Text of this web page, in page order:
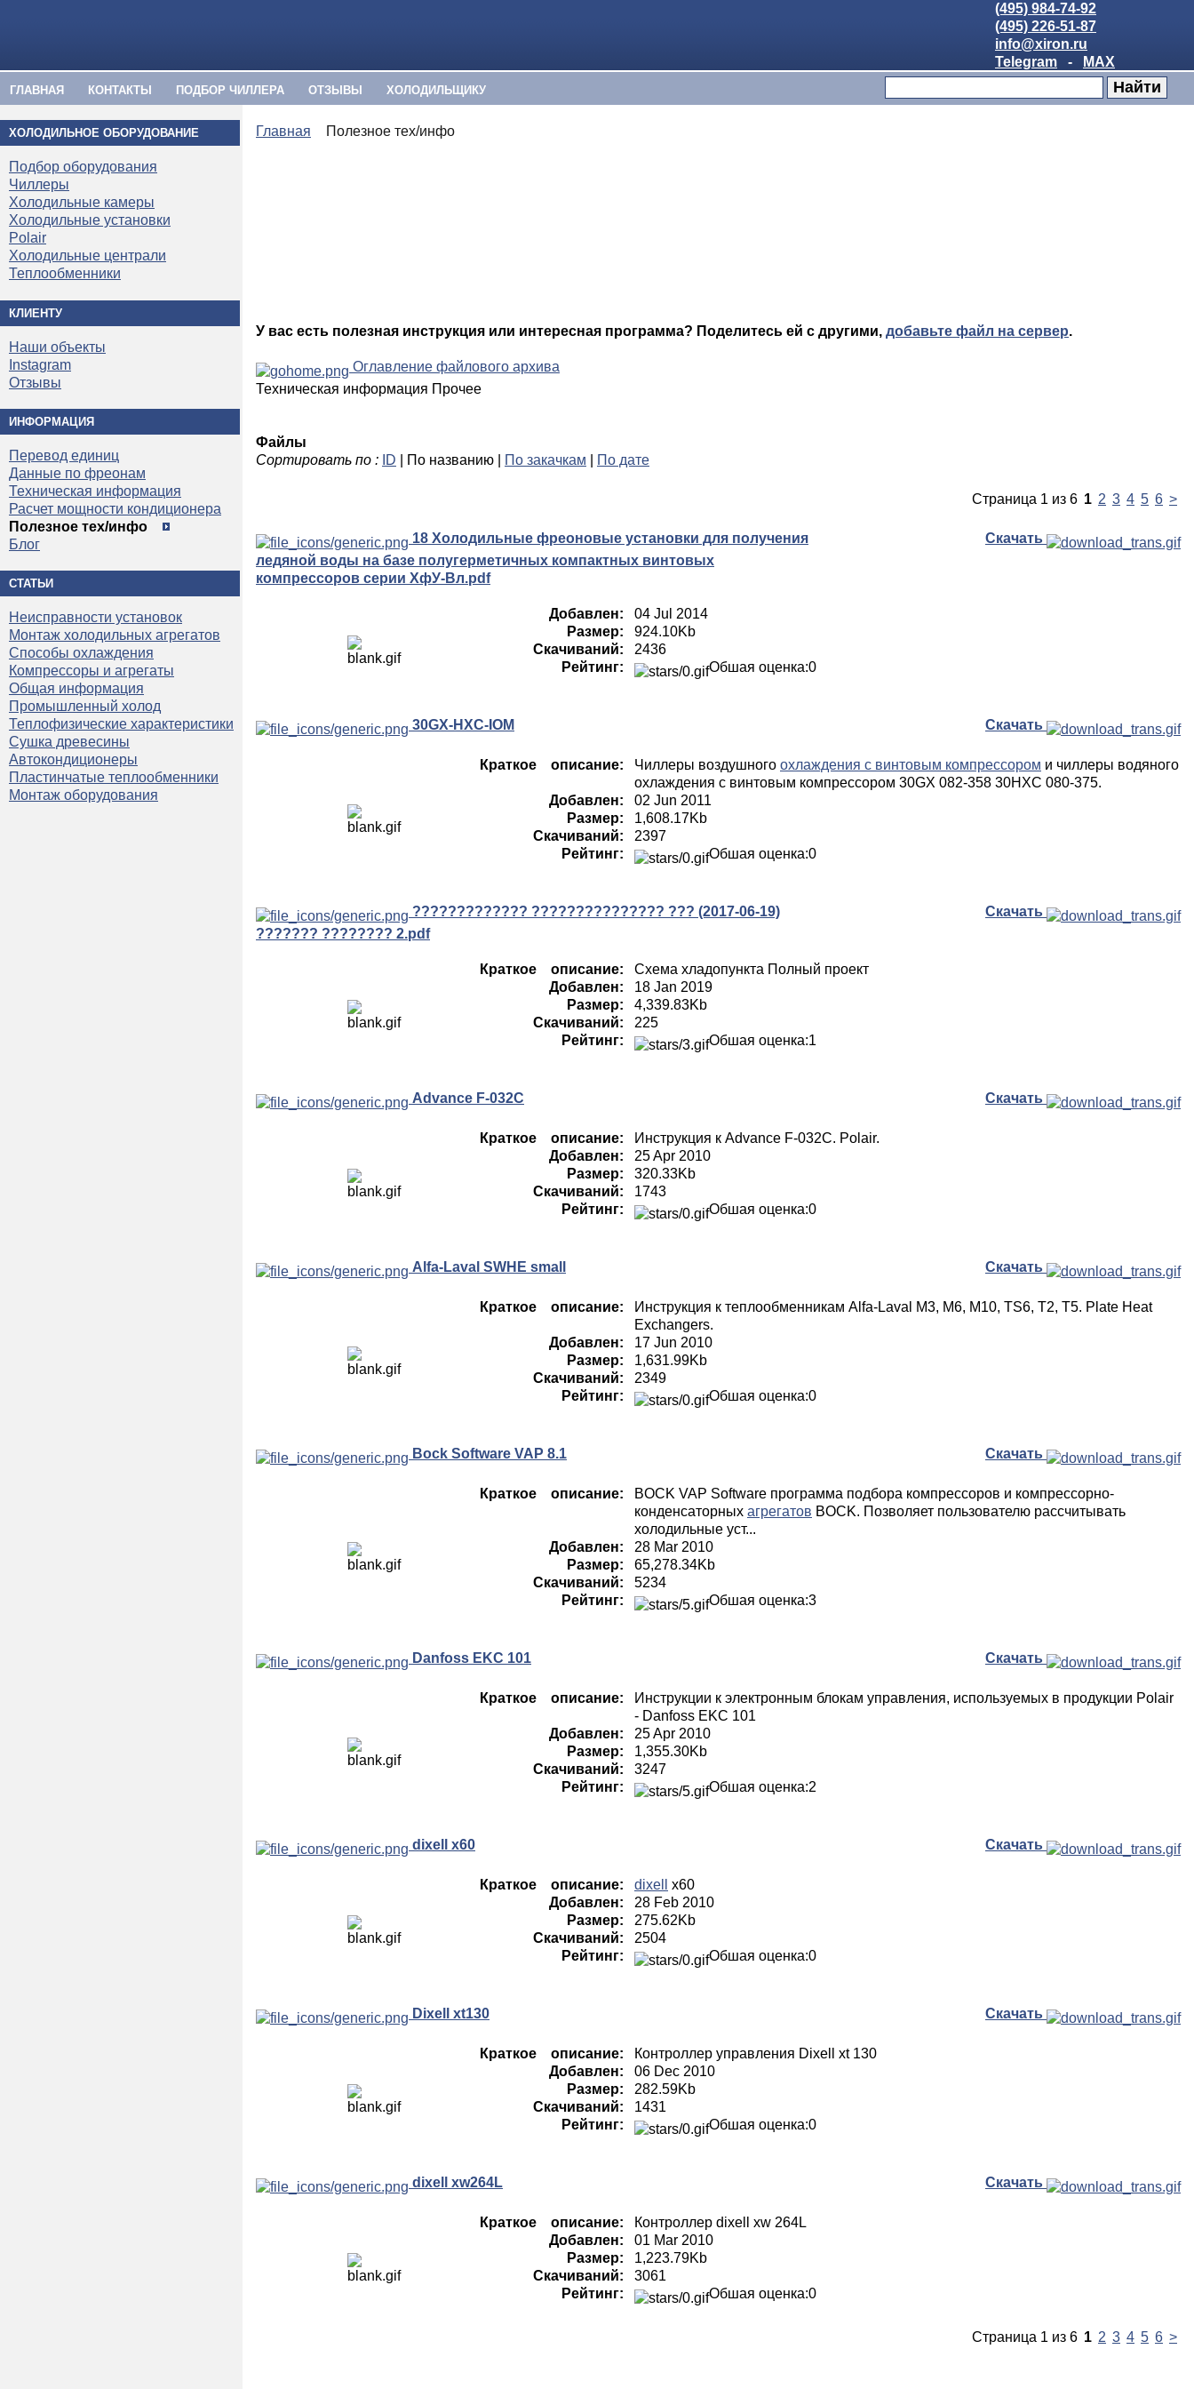
(495) 984-74-92
(495) 226-51-87
info@xiron.ru
Telegram
- MAX
ГЛАВНАЯ КОНТАКТЫ ПОДБОР ЧИЛЛЕРА ОТЗЫВЫ ХОЛОДИЛЬЩИКУ
ХОЛОДИЛЬНОЕ ОБОРУДОВАНИЕ
Подбор оборудования
Чиллеры
Холодильные камеры
Холодильные установки
Polair
Холодильные централи
Теплообменники
КЛИЕНТУ
Наши объекты
Instagram
Отзывы
ИНФОРМАЦИЯ
Перевод единиц
Данные по фреонам
Техническая информация
Расчет мощности кондиционера
Полезное тех/инфо
Блог
СТАТЬИ
Неисправности установок
Монтаж холодильных агрегатов
Способы охлаждения
Компрессоры и агрегаты
Общая информация
Промышленный холод
Теплофизические характеристики
Сушка древесины
Автокондиционеры
Пластинчатые теплообменники
Монтаж оборудования
Главная Полезное тех/инфо
У вас есть полезная инструкция или интересная программа? Поделитесь ей с другими, добавьте файл на сервер.
Оглавление файлового архива
Техническая информация Прочее
Файлы
Сортировать по : ID | По названию | По закачкам По дате
Страница 1 из 6 1 2 3 4 5 6 >
18 Холодильные фреоновые установки для получения
ледяной воды на базе полугерметичных компактных винтовых
компрессоров серии ХфУ-Вл.pdf
Скачать
Добавлен:
04 Jul 2014
Размер:
924.10Kb
Скачиваний:
2436
Рейтинг:
Обшая оценка:0
30GX-HXC-IOM Скачать
Краткое описание: Чиллеры воздушного охлаждения с винтовым компрессором и чиллеры водяного
охлаждения с винтовым компрессором 30GX 082-358 30HXC 080-375.
Добавлен:
02 Jun 2011
Размер:
1,608.17Kb
Скачиваний:
2397
Рейтинг:
Обшая оценка:0
????????????? ??????????????? ??? (2017-06-19)
??????? ???????? 2.pdf
Скачать
Краткое описание:
Схема хладопункта Полный проект
Добавлен:
18 Jan 2019
Размер:
4,339.83Kb
Скачиваний:
225
Рейтинг:
Обшая оценка:1
Advance F-032C Скачать
Краткое описание:
Инструкция к Advance F-032C. Polair.
Добавлен:
25 Apr 2010
Размер:
320.33Kb
Скачиваний:
1743
Рейтинг:
Обшая оценка:0
Alfa-Laval SWHE small Скачать
Краткое описание:
Инструкция к теплообменникам Alfa-Laval M3, M6, M10, TS6, T2, T5. Plate Heat
Exchangers.
Добавлен:
17 Jun 2010
Размер:
1,631.99Kb
Скачиваний:
2349
Рейтинг:
Обшая оценка:0
Bock Software VAP 8.1 Скачать
Краткое описание:
BOCK VAP Software программа подбора компрессоров и компрессорно-
конденсаторных агрегатов BOCK. Позволяет пользователю рассчитывать
холодильные уст...
Добавлен:
28 Mar 2010
Размер:
65,278.34Kb
Скачиваний:
5234
Рейтинг:
Обшая оценка:3
Danfoss EKC 101 Скачать
Краткое описание:
Инструкции к электронным блокам управления, используемых в продукции Polair
- Danfoss EKC 101
Добавлен:
25 Apr 2010
Размер:
1,355.30Kb
Скачиваний:
3247
Рейтинг:
Обшая оценка:2
dixell x60 Скачать
Краткое описание: dixell
x60
Добавлен:
28 Feb 2010
Размер:
275.62Kb
Скачиваний:
2504
Рейтинг:
Обшая оценка:0
Dixell xt130 Скачать
Краткое описание:
Контроллер управления Dixell xt 130
Добавлен:
06 Dec 2010
Размер:
282.59Kb
Скачиваний:
1431
Рейтинг:
Обшая оценка:0
dixell xw264L Скачать
Краткое описание:
Контроллер dixell xw 264L
Добавлен:
01 Mar 2010
Размер:
1,223.79Kb
Скачиваний:
3061
Рейтинг:
Обшая оценка:0
Страница 1 из 6 1 2 3 4 5 6 >